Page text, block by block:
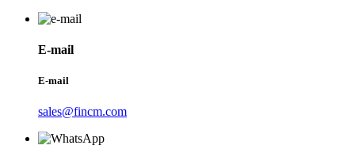
E-mail
E-mail
sales@fincm.com